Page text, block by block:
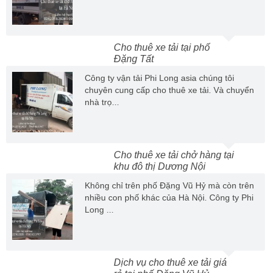
Cho thuê xe tải tại phố
Đặng Tất
Công ty vận tải Phi Long asia chúng tôi
chuyên cung cấp cho thuê xe tải. Và chuyển
nhà trọ...
Cho thuê xe tải chở hàng tại
khu đô thị Dương Nội
Không chỉ trên phố Đặng Vũ Hỷ mà còn trên
nhiều con phố khác của Hà Nội. Công ty Phi
Long ...
Dịch vụ cho thuê xe tải giá